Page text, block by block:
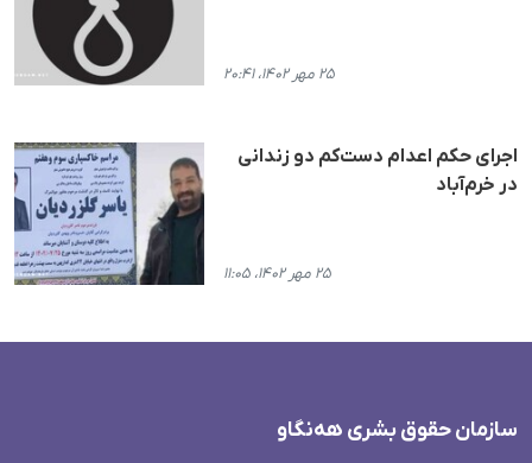
۲۵ مهر ۱۴۰۲، ۲۰:۴۱
اجرای حکم اعدام دست‌کم دو زندانی
در خرم‌آباد
۲۵ مهر ۱۴۰۲، ۱۱:۰۵
سازمان حقوق بشری هەنگاو